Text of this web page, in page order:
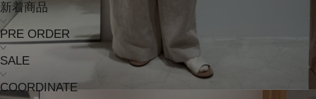
新着商品
PRE ORDER
SALE
COORDINATE